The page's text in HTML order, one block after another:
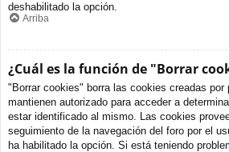
deshabilitado la opción.
Arriba
¿Cuál es la función de "Borrar
"Borrar cookies" borra las cookies creadas
mantienen autorizado para acceder a
estar identificado al mismo. Las cookies
seguimiento de la navegación del foro por el
ha habilitado la opción. Si está teniendo